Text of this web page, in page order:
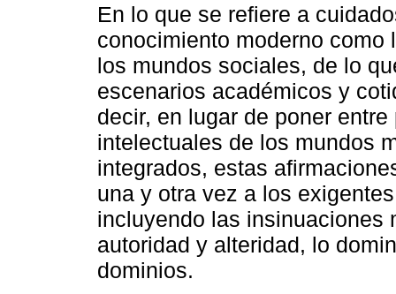
En lo que se refiere a
conocimiento moderno
los mundos sociales, de lo
escenarios académicos y
decir, en lugar de poner
intelectuales de los mundos
integrados, estas
una y otra vez a los
incluyendo las insinuaciones
autoridad y alteridad, lo
dominios.